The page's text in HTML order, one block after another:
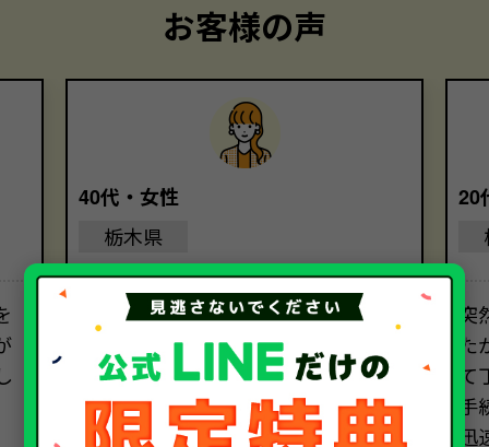
お客様の声
40代・女性
栃木県
丁寧な対応と、親切な説明のおかげ
で、安心して大切な車を任せることが
できました。気持ちよく手続きを進
めることができました。ソコカラさ
んにお願いして本当に良かったです。
20